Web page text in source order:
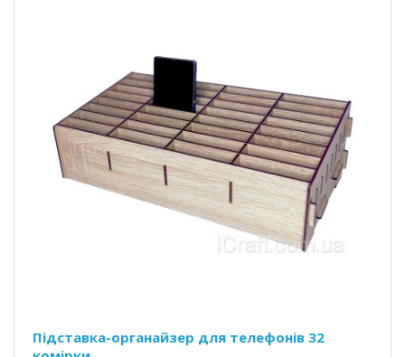
Підставка-органайзер для телефонів 32